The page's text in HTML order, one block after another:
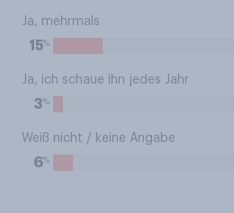
Ja, mehrmals
15%
Ja, ich schaue ihn jedes Jahr
3%
Weiß nicht / keine Angabe
6%